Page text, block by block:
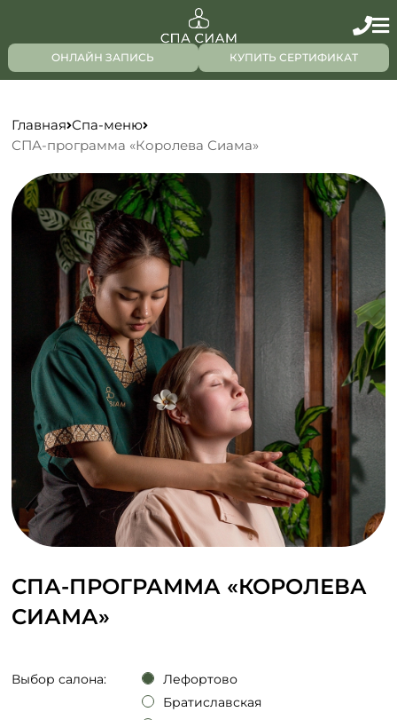
ОНЛАЙН ЗАПИСЬ КУПИТЬ СЕРТИФИКАТ
Главная Спа-меню
СПА-программа «Королева Сиама»
СПА-ПРОГРАММА «КОРОЛЕВА
СИАМА»
Выбор салона:
Лефортово
Братиславская